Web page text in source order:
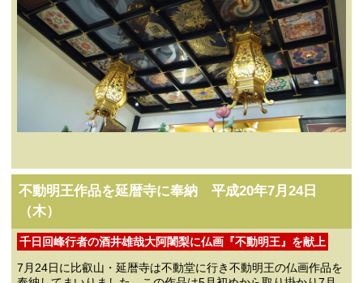
不動明王作品を延暦寺に奉納 平成20年7月24日
（木）
千日回峰行者の酒井雄哉大阿闍梨に仏画『不動明王』を献上
7月24日に比叡山・延暦寺は不動堂に行き不動明王の仏画作品を